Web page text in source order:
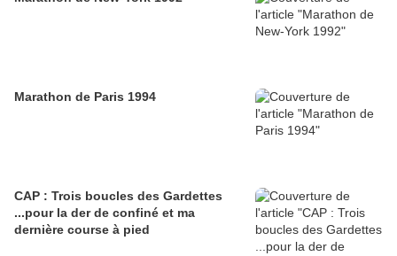
Marathon de Paris 1994
CAP : Trois boucles des Gardettes
...pour la der de confiné et ma
dernière course à pied